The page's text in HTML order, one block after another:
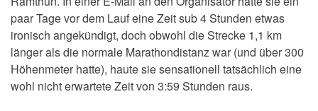
paar Tage vor dem Lauf eine Zeit sub 4 Stunden etwas
ironisch angekündigt, doch obwohl die Strecke 1,1 km
länger als die normale Marathondistanz war (und über 300
Höhenmeter hatte), haute sie sensationell tatsächlich eine
wohl nicht erwartete Zeit von 3:59 Stunden raus.